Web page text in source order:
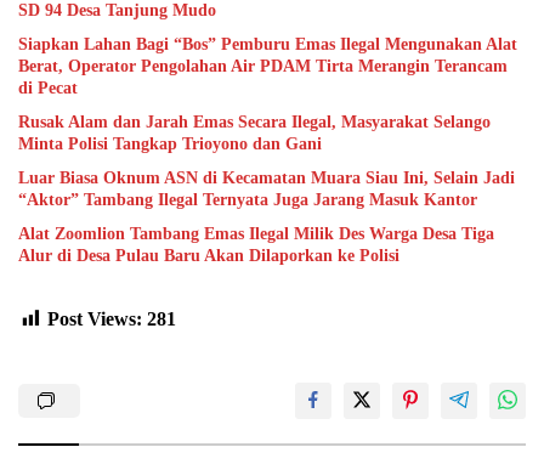
SD 94 Desa Tanjung Mudo
Siapkan Lahan Bagi “Bos” Pemburu Emas Ilegal Mengunakan Alat
Berat, Operator Pengolahan Air PDAM Tirta Merangin Terancam
di Pecat
Rusak Alam dan Jarah Emas Secara Ilegal, Masyarakat Selango
Minta Polisi Tangkap Trioyono dan Gani
Luar Biasa Oknum ASN di Kecamatan Muara Siau Ini, Selain Jadi
“Aktor” Tambang Ilegal Ternyata Juga Jarang Masuk Kantor
Alat Zoomlion Tambang Emas Ilegal Milik Des Warga Desa Tiga
Alur di Desa Pulau Baru Akan Dilaporkan ke Polisi
Post Views: 281